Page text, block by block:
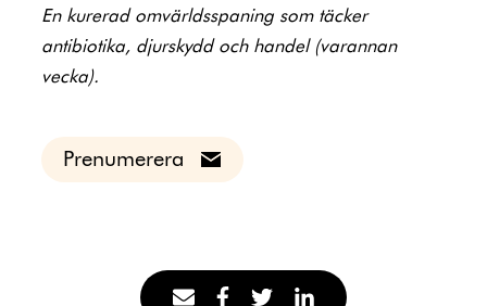
En kurerad omvärldsspaning som täcker
antibiotika, djurskydd och handel (varannan
vecka).
Prenumerera